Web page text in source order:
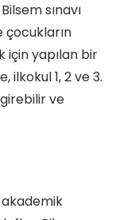
sınavı
çocukların
yapılan bir
ilkokul 1, 2 ve 3.
girebilir ve
akademik